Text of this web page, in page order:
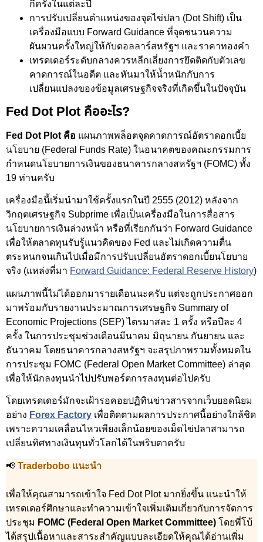
กี่ครั้งในแต่ละปี
การปรับเปลี่ยนตำแหน่งของจุดไข่ปลา (Dot Shift) เป็น
เครื่องมือแบบ Forward Guidance ที่จุดชนวนความ
ผันผวนครั้งใหญ่ให้กับดอลลาร์สหรัฐฯ และราคาทองคำ
เทรดเดอร์ระดับกลางควรหลีกเลี่ยงการยึดติดกับตัวเลข
คาดการณ์ในอดีต และหันมาให้น้ำหนักกับการ
เปลี่ยนแปลงของข้อมูลเศรษฐกิจจริงที่เกิดขึ้นในปัจจุบัน
Fed Dot Plot คืออะไร?
Fed Dot Plot คือ แผนภาพพล็อตจุดคาดการณ์อัตราดอกเบี้ย
นโยบาย (Federal Funds Rate) ในอนาคตของคณะกรรมการ
กำหนดนโยบายการเงินของธนาคารกลางสหรัฐฯ (FOMC) ทั้ง
19 ท่านครับ
เครื่องมือนี้เริ่มนำมาใช้ครั้งแรกในปี 2555 (2012) หลังจาก
วิกฤตเศรษฐกิจ Subprime เพื่อเป็นเครื่องมือในการสื่อสาร
นโยบายการเงินล่วงหน้า หรือที่เรียกกันว่า Forward Guidance
เพื่อให้ตลาดทุนรับรู้แนวคิดของ Fed และไม่เกิดความตื่น
ตระหนกจนเกินไปเมื่อมีการปรับเปลี่ยนอัตราดอกเบี้ยนโยบาย
จริง (แหล่งที่มา Forward Guidance: Federal Reserve History)
แผนภาพนี้ไม่ได้ออกมารายเดือนนะครับ แต่จะถูกประกาศออก
มาพร้อมกับรายงานประมาณการเศรษฐกิจ Summary of
Economic Projections (SEP) ไตรมาสละ 1 ครั้ง หรือปีละ 4
ครั้ง ในการประชุมช่วงเดือนมีนาคม มิถุนายน กันยายน และ
ธันวาคม โดยธนาคารกลางสหรัฐฯ จะสรุปภาพรวมทั้งหมดใน
การประชุม FOMC (Federal Open Market Committee) ล่าสุด
เพื่อให้นักลงทุนนำไปปรับพอร์ตการลงทุนต่อไปครับ
โดยเทรดเดอร์มักจะเฝ้ารอคอยปฏิทินข่าวสารจากเว็บยอดนิยม
อย่าง Forex Factory เพื่อติดตามผลการประกาศนี้อย่างใกล้ชิด
เพราะความเคลื่อนไหวเพียงเล็กน้อยของเม็ดไข่ปลาสามารถ
เปลี่ยนทิศทางเงินทุนทั่วโลกได้ในพริบตาครับ
📢 Traderbobo แนะนำ
เพื่อให้คุณสามารถเข้าใจ Fed Dot Plot มากยิ่งขึ้น แนะนำให้
เทรดเดอร์ศึกษาและทำความเข้าใจเพิ่มเติมเกี่ยวกับการจัดการ
ประชุม FOMC (Federal Open Market Committee) โดยพี่โบ้
ได้สรุปเนื้อหาและสาระสำคัญแบบละเอียดให้คุณได้อ่านเพิ่ม